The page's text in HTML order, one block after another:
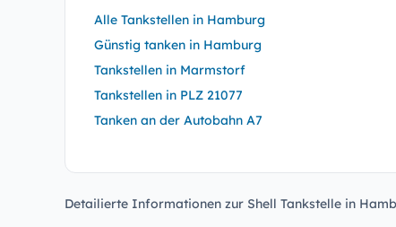
Alle Tankstellen in Hamburg
Günstig tanken in Hamburg
Tankstellen in Marmstorf
Tankstellen in PLZ 21077
Tanken an der Autobahn A7
Detailierte Informationen zur Shell Tankstelle in